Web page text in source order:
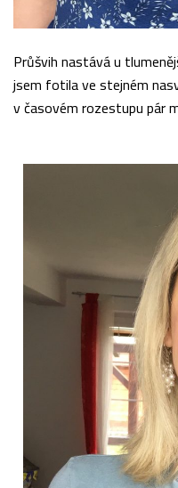
Průšvih nastává u
jsem fotila ve stejném
v časovém rozestupu pár